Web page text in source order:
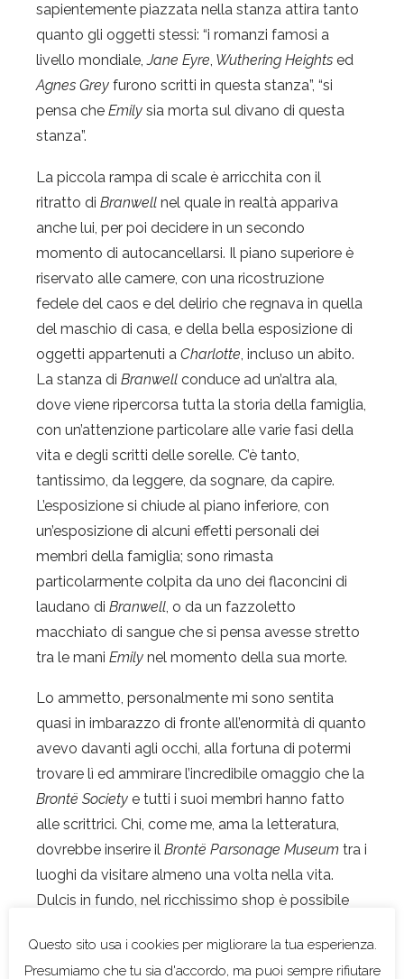
sapientemente piazzata nella stanza attira tanto
quanto gli oggetti stessi: “i romanzi famosi a
livello mondiale, Jane Eyre, Wuthering Heights ed
Agnes Grey furono scritti in questa stanza”, “si
pensa che Emily sia morta sul divano di questa
stanza”.
La piccola rampa di scale è arricchita con il
ritratto di Branwell nel quale in realtà appariva
anche lui, per poi decidere in un secondo
momento di autocancellarsi. Il piano superiore è
riservato alle camere, con una ricostruzione
fedele del caos e del delirio che regnava in quella
del maschio di casa, e della bella esposizione di
oggetti appartenuti a Charlotte , incluso un abito.
La stanza di Branwell conduce ad un’altra ala,
dove viene ripercorsa tutta la storia della famiglia,
con un’attenzione particolare alle varie fasi della
vita e degli scritti delle sorelle. C’è tanto,
tantissimo, da leggere, da sognare, da capire.
L’esposizione si chiude al piano inferiore, con
un’esposizione di alcuni effetti personali dei
membri della famiglia; sono rimasta
particolarmente colpita da uno dei flaconcini di
laudano di Branwell , o da un fazzoletto
macchiato di sangue che si pensa avesse stretto
tra le mani Emily nel momento della sua morte.
Lo ammetto, personalmente mi sono sentita
quasi in imbarazzo di fronte all’enormità di quanto
avevo davanti agli occhi, alla fortuna di potermi
trovare lì ed ammirare l’incredibile omaggio che la
Brontë Society e tutti i suoi membri hanno fatto
alle scrittrici. Chi, come me, ama la letteratura,
dovrebbe inserire il Brontë Parsonage Museum tra i
luoghi da visitare almeno una volta nella vita.
Dulcis in fundo, nel ricchissimo shop è possibile
opere delle sorelle, con tanto di timbro apposto
(su richiesta) che certifica che il libro è stato